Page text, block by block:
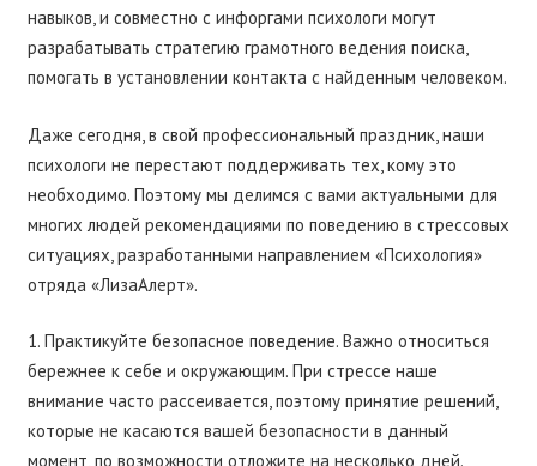
навыков, и совместно с инфоргами психологи могут
разрабатывать стратегию грамотного ведения поиска,
помогать в установлении контакта с найденным человеком.
Даже сегодня, в свой профессиональный праздник, наши
психологи не перестают поддерживать тех, кому это
необходимо. Поэтому мы делимся с вами актуальными для
многих людей рекомендациями по поведению в стрессовых
ситуациях, разработанными направлением «Психология»
отряда «ЛизаАлерт».
1. Практикуйте безопасное поведение. Важно относиться
бережнее к себе и окружающим. При стрессе наше
внимание часто рассеивается, поэтому принятие решений,
которые не касаются вашей безопасности в данный
момент, по возможности отложите на несколько дней.